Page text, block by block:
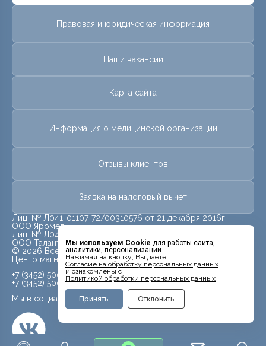
Мы используем Cookie для работы сайта,
аналитики, персонализации.
Нажимая на кнопку, Вы даёте
Cогласие на обработку персональных данных
и ознакомлены с
Политикой обработки персональных данных
Принять Отклонить
Правовая и юридическая информация
Наши вакансии
Карта сайта
Информация о медицинской организации
Отзывы клиентов
Заявка на налоговый вычет
Лиц. № Л041-01107-72/00310576 от 21 декабря 2016г.
ООО Яромед
Лиц. № Л041-01107-72/00623073 от 31 октября 2022г.
ООО Талант
© 2026 Все права защищены.
Центр магнитно-резонансной томографии «МРТ Лидер»
Мы в социальных сетях
+7 (3452) 500-914
+7 (3452) 500-944